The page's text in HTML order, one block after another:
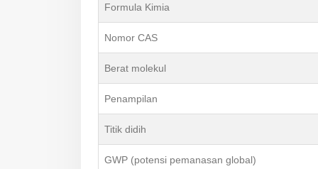
Formula Kimia
Nomor CAS
Berat molekul
Penampilan
Titik didih
GWP (potensi pemanasan global)